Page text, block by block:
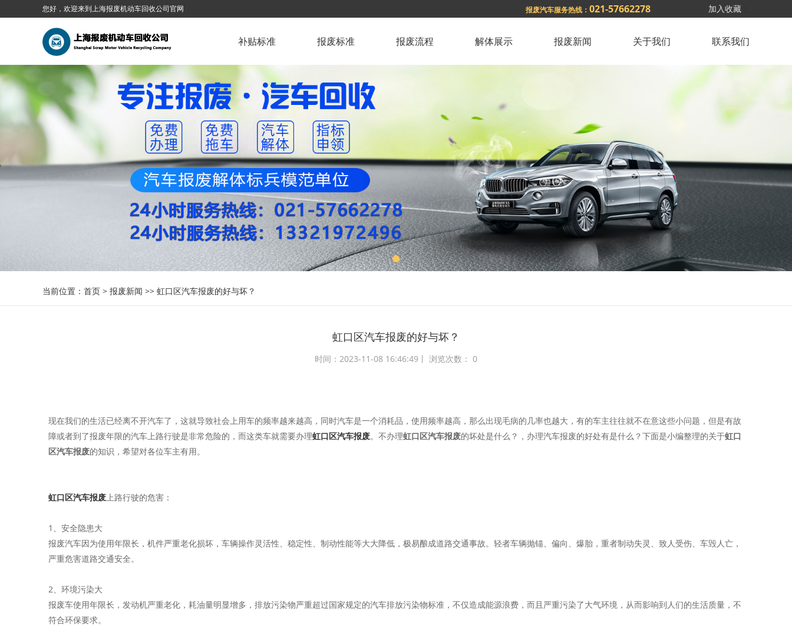
您好，欢迎来到上海报废机动车回收公司官网 报废汽车服务热线： 021-57662278 加入收藏
补贴标准 报废标准 报废流程 解体展示 报废新闻 关于我们 联系我们
当前位置： 首页 > 报废新闻 >> 虹口区汽车报废的好与坏？
虹口区汽车报废的好与坏？​
时间：2023-11-08 16:46:49丨 浏览次数： 0
现在我们的生活已经离不开汽车了，这就导致社会上用车的频率越来越高，同时汽车是一个消耗品，使用频率越高，那么出现毛病的几率也越大，有的车主往往就不在意这些小问题，但是有故
障或者到了报废年限的汽车上路行驶是非常危险的，而这类车就需要办理虹口区汽车报废。不办理虹口区汽车报废的坏处是什么？，办理汽车报废的好处有是什么？下面是小编整理的关于虹口
区汽车报废的知识，希望对各位车主有用。
虹口区汽车报废上路行驶的危害：
1、安全隐患大
报废汽车因为使用年限长，机件严重老化损坏，车辆操作灵活性、稳定性、制动性能等大大降低，极易酿成道路交通事故。轻者车辆抛锚、偏向、爆胎，重者制动失灵、致人受伤、车毁人亡，
严重危害道路交通安全。
2、环境污染大
报废车使用年限长，发动机严重老化，耗油量明显增多，排放污染物严重超过国家规定的汽车排放污染物标准，不仅造成能源浪费，而且严重污染了大气环境，从而影响到人们的生活质量，不
符合环保要求。